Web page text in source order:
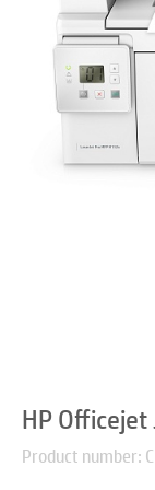
HP
Product number: